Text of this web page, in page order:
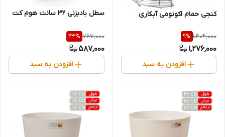
کنجی حمام اکونومی آبکاری
1,404,000
9%
1,276,000
افزودن به سبد
سطل بادبزنی 32 سانت هوم کت
767,000
23%
587,000
افزودن به سبد